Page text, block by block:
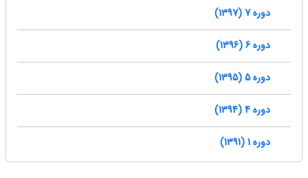
دوره 7 (1397)
دوره 6 (1396)
دوره 5 (1395)
دوره 4 (1394)
دوره 1 (1391)